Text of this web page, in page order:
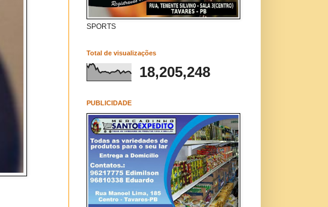
SPORTS
Total de visualizações
18,205,248
PUBLICIDADE